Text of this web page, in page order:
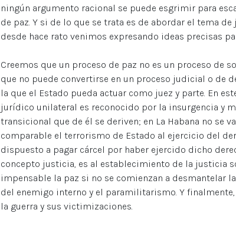
ningún argumento racional se puede esgrimir para
de paz. Y si de lo que se trata es de abordar el tema
desde hace rato venimos expresando ideas precisas
Creemos que un proceso de paz no es un proceso de
que no puede convertirse en un proceso judicial o de
la que el Estado pueda actuar como juez y parte. En
jurídico unilateral es reconocido por la insurgencia y
transicional que de él se deriven; en La Habana no se
comparable el terrorismo de Estado al ejercicio del
dispuesto a pagar cárcel por haber ejercido dicho
concepto justicia, es al establecimiento de la justicia
impensable la paz si no se comienzan a desmantelar
del enemigo interno y el paramilitarismo. Y
la guerra y sus victimizaciones.